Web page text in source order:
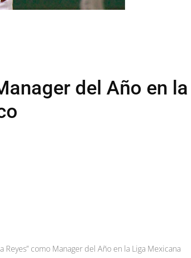
del Año en la
como Manager del Año en la Liga Mexicana